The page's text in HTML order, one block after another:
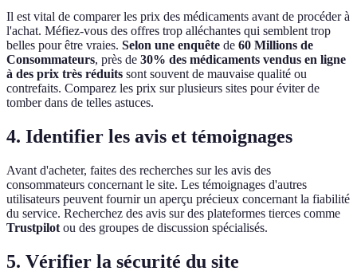
Il est vital de comparer les prix des médicaments avant de procéder à
l'achat. Méfiez-vous des offres trop alléchantes qui semblent trop
belles pour être vraies. Selon une enquête de 60 Millions de
Consommateurs, près de 30% des médicaments vendus en ligne
à des prix très réduits sont souvent de mauvaise qualité ou
contrefaits. Comparez les prix sur plusieurs sites pour éviter de
tomber dans de telles astuces.
4. Identifier les avis et témoignages
Avant d'acheter, faites des recherches sur les avis des
consommateurs concernant le site. Les témoignages d'autres
utilisateurs peuvent fournir un aperçu précieux concernant la fiabilité
du service. Recherchez des avis sur des plateformes tierces comme
Trustpilot ou des groupes de discussion spécialisés.
5. Vérifier la sécurité du site